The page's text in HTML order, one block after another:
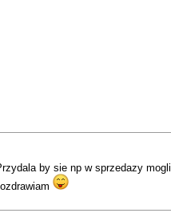
by sie np w sprzedazy